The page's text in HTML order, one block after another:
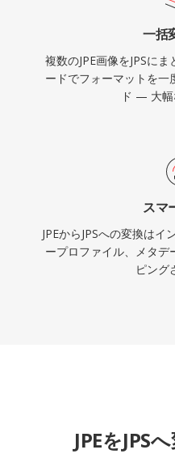
一括
複数のJPE画像をJPSに
ードでフォーマットを一
ド — 大幅
スマ
JPEからJPSへの変換は
ープロファイル、メタデ
ピング
JPEをJPS